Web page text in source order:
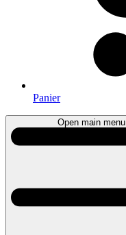
Panier
Open main menu